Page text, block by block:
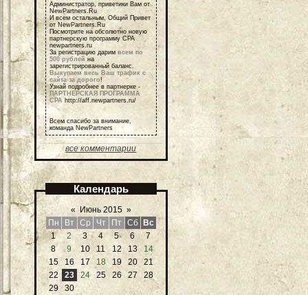
Администратор, приветики Вам от
NewPartners.Ru
И всем остальным, Общий Привет
от NewPartners.Ru
Посмотрите на обсолютно новую
партнерскую программу СРА
newpartners.ru
За регистрацию дарим всем по
500 рублей на
зарегистрированный баланс.
Выкупаем весь Ваш трафик с
сайта за дорого!
Узнай подробнее в партнерке -
ПАРТНЕРСКАЯ ПРОГРАММА
СРА http://aff.newpartners.ru/
Всем спасибо за внимание,
команда NewPartners
все комментарии
Календарь
« Июнь 2015 »
Пн
Вт Ср Чт Пт Сб
Вс
1
2 3 4 5 6
7
8
9 10 11 12 13
14
15
16 17 18 19 20
21
22
23 24 25 26 27
28
29
30